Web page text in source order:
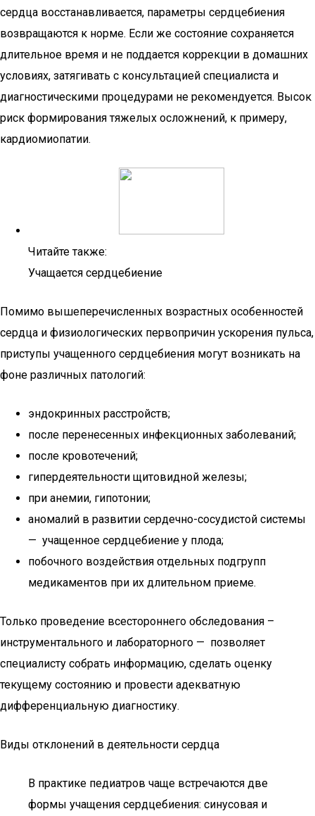
сердца восстанавливается, параметры сердцебиения
возвращаются к норме. Если же состояние сохраняется
длительное время и не поддается коррекции в домашних
условиях, затягивать с консультацией специалиста и
диагностическими процедурами не рекомендуется. Высок
риск формирования тяжелых осложнений, к примеру,
кардиомиопатии.
Читайте также:
Учащается сердцебиение
Помимо вышеперечисленных возрастных особенностей
сердца и физиологических первопричин ускорения пульса,
приступы учащенного сердцебиения могут возникать на
фоне различных патологий:
эндокринных расстройств;
после перенесенных инфекционных заболеваний;
после кровотечений;
гипердеятельности щитовидной железы;
при анемии, гипотонии;
аномалий в развитии сердечно-сосудистой системы
— учащенное сердцебиение у плода;
побочного воздействия отдельных подгрупп
медикаментов при их длительном приеме.
Только проведение всестороннего обследования –
инструментального и лабораторного — позволяет
специалисту собрать информацию, сделать оценку
текущему состоянию и провести адекватную
дифференциальную диагностику.
Виды отклонений в деятельности сердца
В практике педиатров чаще встречаются две
формы учащения сердцебиения: синусовая и